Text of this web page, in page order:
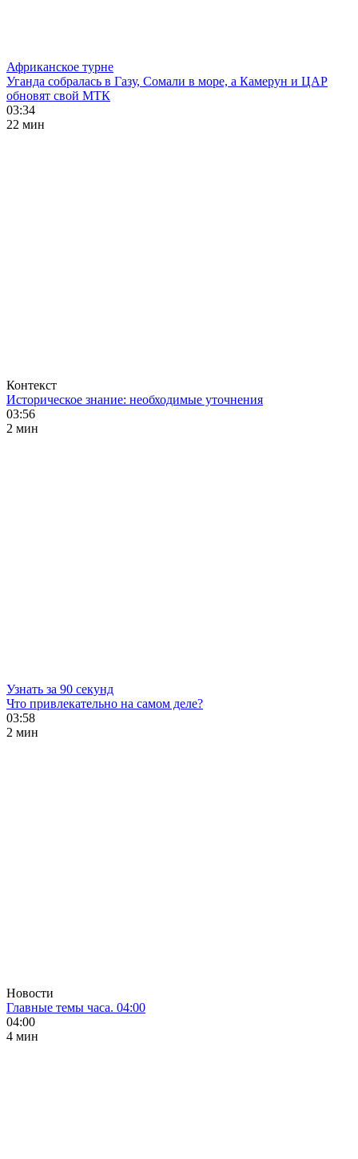
Африканское турне
Уганда собралась в Газу, Сомали в море, а Камерун и ЦАР
обновят свой МТК
03:34
22 мин
Контекст
Историческое знание: необходимые уточнения
03:56
2 мин
Узнать за 90 секунд
Что привлекательно на самом деле?
03:58
2 мин
Новости
Главные темы часа. 04:00
04:00
4 мин